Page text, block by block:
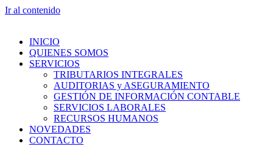
Ir al contenido
INICIO
QUIENES SOMOS
SERVICIOS
TRIBUTARIOS INTEGRALES
AUDITORIAS y ASEGURAMIENTO
GESTIÓN DE INFORMACIÓN CONTABLE
SERVICIOS LABORALES
RECURSOS HUMANOS
NOVEDADES
CONTACTO